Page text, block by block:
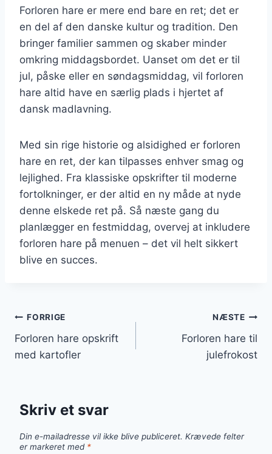
Forloren hare er mere end bare en ret; det er
en del af den danske kultur og tradition. Den
bringer familier sammen og skaber minder
omkring middagsbordet. Uanset om det er til
jul, påske eller en søndagsmiddag, vil forloren
hare altid have en særlig plads i hjertet af
dansk madlavning.
Med sin rige historie og alsidighed er forloren
hare en ret, der kan tilpasses enhver smag og
lejlighed. Fra klassiske opskrifter til moderne
fortolkninger, er der altid en ny måde at nyde
denne elskede ret på. Så næste gang du
planlægger en festmiddag, overvej at inkludere
forloren hare på menuen – det vil helt sikkert
blive en succes.
Indlægsnavigation
FORRIGE
Forloren hare opskrift
med kartofler
NÆSTE
Forloren hare til
julefrokost
Skriv et svar
Din e-mailadresse vil ikke blive publiceret. Krævede felter
er markeret med *